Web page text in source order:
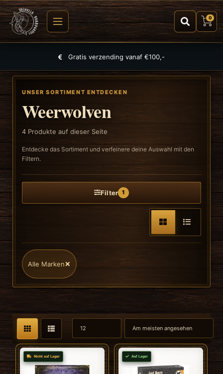
0
Gratis verzending vanaf €100,-
UNSER SORTIMENT ENTDECKEN
Weerwolven
4 Produkte auf dieser Seite
Entdecke das Sortiment und verfeinere deine Auswahl mit den
Filtern.
Filter 1
Alle Marken×
Nicht auf Lager Auf Lager